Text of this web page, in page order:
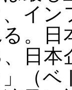
イン
。日
日
（ベ